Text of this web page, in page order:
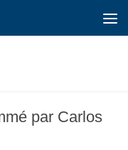
par Carlos